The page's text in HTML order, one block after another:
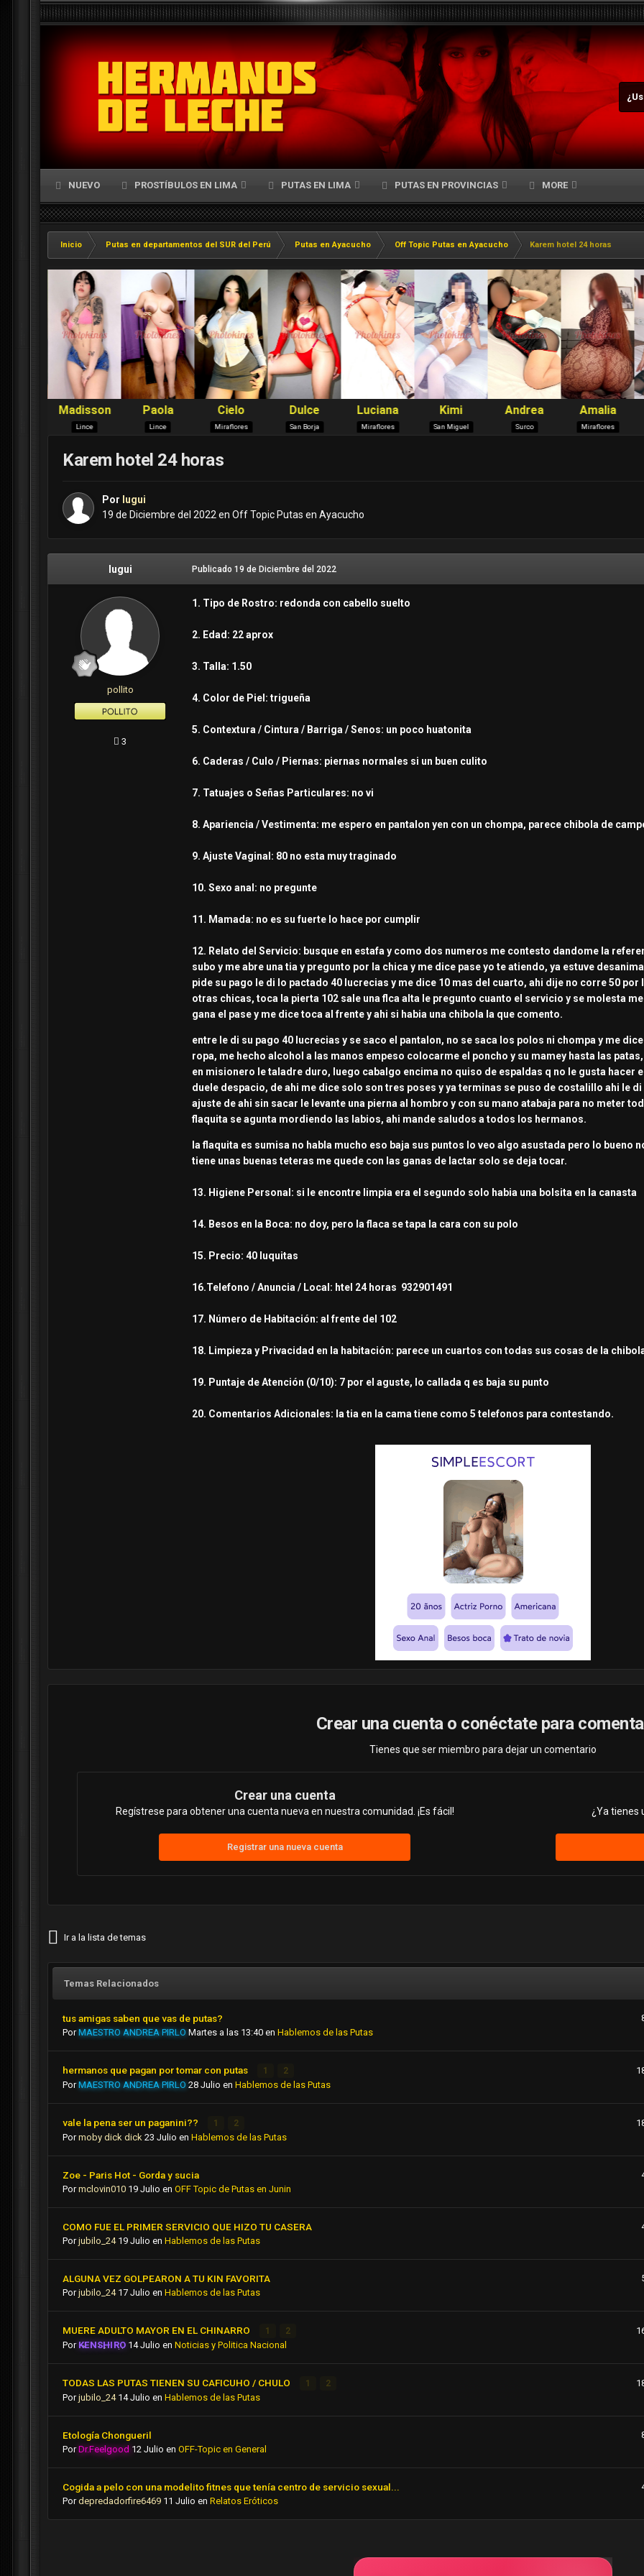
NUEVO PROSTÍBULOS EN LIMA PUTAS EN LIMA PUTAS EN PROVINCIAS MORE
Inicio Putas en departamentos del SUR del Perú Putas en Ayacucho Off Topic Putas en Ayacucho Karem hotel 24 horas
Karem hotel 24 horas
Por lugui
19 de Diciembre del 2022en Off Topic Putas en Ayacucho
lugui
pollito
3
Publicado 19 de Diciembre del 2022
1. Tipo de Rostro: redonda con cabello suelto
2. Edad: 22 aprox
3. Talla: 1.50
4. Color de Piel: trigueña
5. Contextura / Cintura / Barriga / Senos: un poco huatonita
6. Caderas / Culo / Piernas: piernas normales si un buen culito
7. Tatuajes o Señas Particulares: no vi
8. Apariencia / Vestimenta: me espero en pantalon yen con un chompa, parece chibola de
9. Ajuste Vaginal: 80 no esta muy traginado
10. Sexo anal: no pregunte
11. Mamada: no es su fuerte lo hace por cumplir
12. Relato del Servicio: busque en estafa y como dos numeros me contesto dandome la
subo y me abre una tia y pregunto por la chica y me dice pase yo te atiendo, ya estuve
pide su pago le di lo pactado 40 lucrecias y me dice 10 mas del cuarto, ahi dije no corre 50
otras chicas, toca la pierta 102 sale una flca alta le pregunto cuanto el servicio y se molesta
gana el pase y me dice toca al frente y ahi si habia una chibola la que comento.
entre le di su pago 40 lucrecias y se saco el pantalon, no se saca los polos ni chompa y me
ropa, me hecho alcohol a las manos empeso colocarme el poncho y su mamey hasta las
en misionero le taladre duro, luego cabalgo encima no quiso de espaldas q no le gusta hacer
duele despacio, de ahi me dice solo son tres poses y ya terminas se puso de costalillo ahi le
ajuste de ahi sin sacar le levante una pierna al hombro y con su mano atabaja para no meter
flaquita se agunta mordiendo las labios, ahi mande saludos a todos los hermanos.
la flaquita es sumisa no habla mucho eso baja sus puntos lo veo algo asustada pero lo
tiene unas buenas teteras me quede con las ganas de lactar solo se deja tocar.
13. Higiene Personal: si le encontre limpia era el segundo solo habia una bolsita en la canasta
14. Besos en la Boca: no doy, pero la flaca se tapa la cara con su polo
15. Precio: 40 luquitas
16.Telefono / Anuncia / Local: htel 24 horas 932901491
17. Número de Habitación: al frente del 102
18. Limpieza y Privacidad en la habitación: parece un cuartos con todas sus cosas de la
19. Puntaje de Atención (0/10): 7 por el aguste, lo callada q es baja su punto
20. Comentarios Adicionales: la tia en la cama tiene como 5 telefonos para contestando.
Crear una cuenta o conéctate para
Tienes que ser miembro para dejar un comentario
Crear una cuenta
Regístrese para obtener una cuenta nueva en nuestra comunidad. ¡Es fácil!
Registrar una nueva cuenta
¿Ya tienes
Ir a la lista de temas
Temas Relacionados
tus amigas saben que vas de putas?
PorMAESTRO ANDREA PIRLO Martes a las 13:40 en Hablemos de las Putas
hermanos que pagan por tomar con putas 1 2
PorMAESTRO ANDREA PIRLO 28 Julio en Hablemos de las Putas
vale la pena ser un paganini?? 1 2
Pormoby dick dick 23 Julio en Hablemos de las Putas
Zoe - Paris Hot - Gorda y sucia
Pormclovin010 19 Julio en OFF Topic de Putas en Junin
COMO FUE EL PRIMER SERVICIO QUE HIZO TU CASERA
Porjubilo_24 19 Julio en Hablemos de las Putas
ALGUNA VEZ GOLPEARON A TU KIN FAVORITA
Porjubilo_24 17 Julio en Hablemos de las Putas
MUERE ADULTO MAYOR EN EL CHINARRO 1 2
Por KENSHIRO 14 Julio enNoticias y Politica Nacional
TODAS LAS PUTAS TIENEN SU CAFICUHO / CHULO 1 2
Porjubilo_24 14 Julio en Hablemos de las Putas
Etología Chongueril
PorDr.Feelgood 12 Julio en OFF-Topic en General
Cogida a pelo con una modelito fitnes que tenía centro de servicio sexual...
Pordepredadorfire6469 11 Julio en Relatos Eróticos